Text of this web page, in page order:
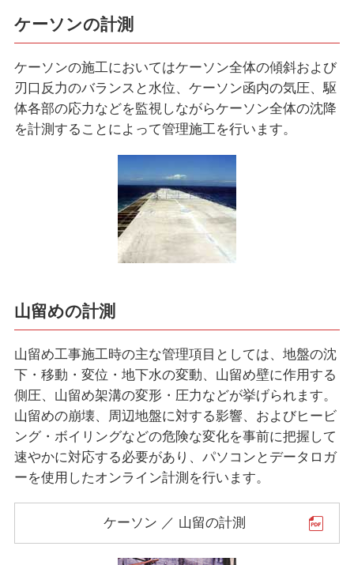
ケーソンの計測
ケーソンの施工においてはケーソン全体の傾斜および
刃口反力のバランスと水位、ケーソン函内の気圧、駆
体各部の応力などを監視しながらケーソン全体の沈降
を計測することによって管理施工を行います。
山留めの計測
山留め工事施工時の主な管理項目としては、地盤の沈
下・移動・変位・地下水の変動、山留め壁に作用する
側圧、山留め架溝の変形・圧力などが挙げられます。
山留めの崩壊、周辺地盤に対する影響、およびヒービ
ング・ボイリングなどの危険な変化を事前に把握して
速やかに対応する必要があり、パソコンとデータロガ
ーを使用したオンライン計測を行います。
ケーソン ／ 山留の計測